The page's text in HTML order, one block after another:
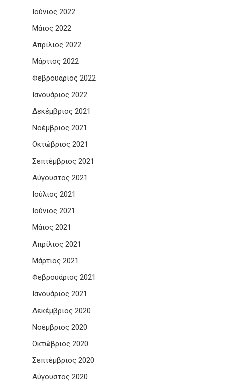
Ιούνιος 2022
Μάιος 2022
Απρίλιος 2022
Μάρτιος 2022
Φεβρουάριος 2022
Ιανουάριος 2022
Δεκέμβριος 2021
Νοέμβριος 2021
Οκτώβριος 2021
Σεπτέμβριος 2021
Αύγουστος 2021
Ιούλιος 2021
Ιούνιος 2021
Μάιος 2021
Απρίλιος 2021
Μάρτιος 2021
Φεβρουάριος 2021
Ιανουάριος 2021
Δεκέμβριος 2020
Νοέμβριος 2020
Οκτώβριος 2020
Σεπτέμβριος 2020
Αύγουστος 2020